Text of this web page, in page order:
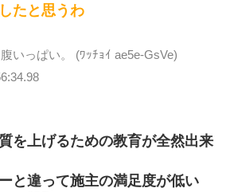
たと思うわ
いっぱい。 (ﾜｯﾁｮｲ ae5e-GsVe)
を上げるための教育が全然出来
と違って施主の満足度が低い